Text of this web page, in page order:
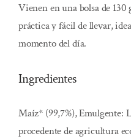
Vienen en una bolsa de 130
práctica y fácil de llevar,
momento del día.
Ingredientes
Maíz* (99,7%), Emulgente:
procedente de agricultura